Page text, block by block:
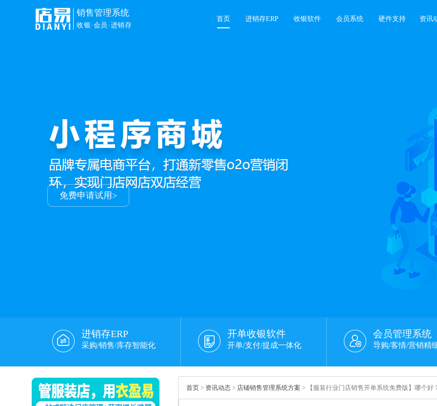
销售管理系统
收银·会员·进销存
首页 进销存ERP 收银软件 会员系统 硬件支持 资讯
免费申请试用>
进销存ERP
采购/销售/库存智能化
开单收银软件
开单/支付/提成一体化
会员管理系统
导购/客情/营销精
首页 > 资讯动态 > 店铺销售管理系统方案 > 【服装行业门店销售开单系统免费版】哪个